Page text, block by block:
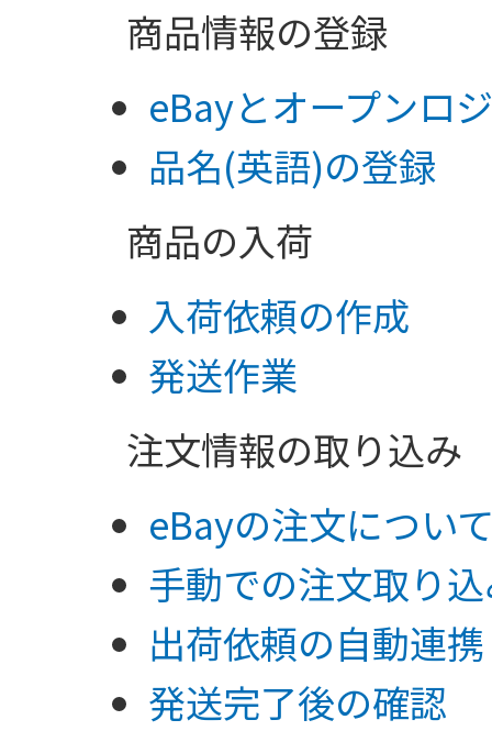
商品情報の登録
eBayとオープンロ
品名(英語)の登録
商品の入荷
入荷依頼の作成
発送作業
注文情報の取り込み
eBayの注文につい
手動での注文取り
出荷依頼の自動連携
発送完了後の確認